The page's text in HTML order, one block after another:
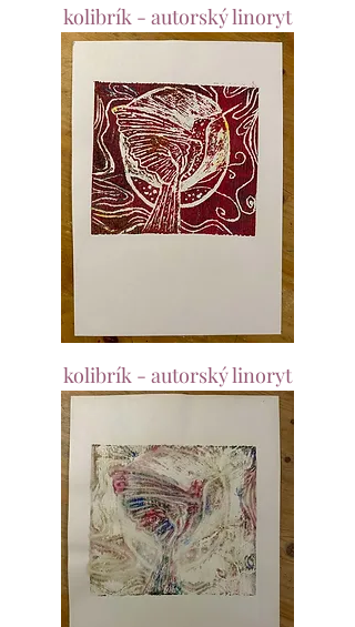
kolibrík - autorský linoryt
kolibrík - autorský linoryt